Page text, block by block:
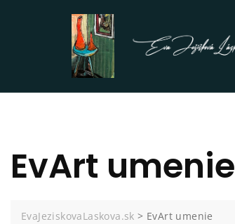
EvArt umenie
EvaJeziskovaLaskova.sk > EvArt umenie